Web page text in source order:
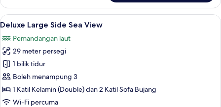
Large
Land
Side
Lihat
semua
foto
untuk
Deluxe
Large
Side
Sea
Peralatan tempat tidur premium, bar
5
Deluxe Large Side Sea View
Pemandangan laut
29 meter persegi
1 bilik tidur
Boleh menampung 3
1 Katil Kelamin (Double) dan 2 Katil Sofa Bujang
Wi-Fi percuma